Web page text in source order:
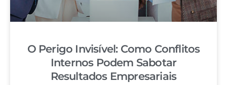
O Perigo Invisível: Como Conflitos
Internos Podem Sabotar
Resultados Empresariais